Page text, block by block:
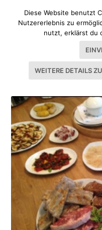
SCHLAGWORT:
Diese Website benutzt
Nutzererlebnis zu
nutzt, erklärst du
WEITERE DETAILS